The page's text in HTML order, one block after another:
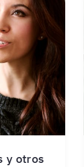
y otros